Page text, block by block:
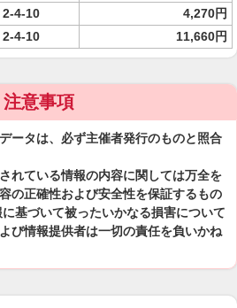
2-4-10
4,270円
2-4-10 11,660円
注意事項
ータは、必ず主催者発行のものと照合
れている情報の内容に関しては万全を
の正確性および安全性を保証するもの
基づいて被ったいかなる損害について
び情報提供者は一切の責任を負いかね